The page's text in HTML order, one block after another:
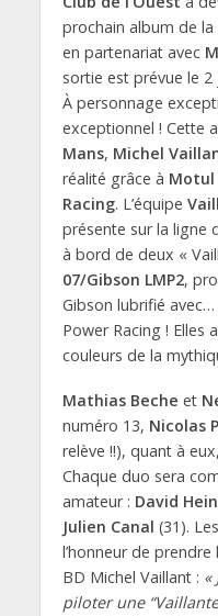
prochain album de la
en partenariat avec
sortie est prévue le 2
À personnage
exceptionnel ! Cette
Mans, Michel
réalité grâce à Motul
Racing. L’équipe
présente sur la ligne
à bord de deux «
07/Gibson LMP2,
Gibson lubrifié avec…
Power Racing ! Elles
couleurs de la
Mathias Beche et
numéro 13, Nicolas
relève !!), quant à
Chaque duo sera
amateur : David
Julien Canal (31).
l’honneur de
BD Michel Vaillant : «
piloter une